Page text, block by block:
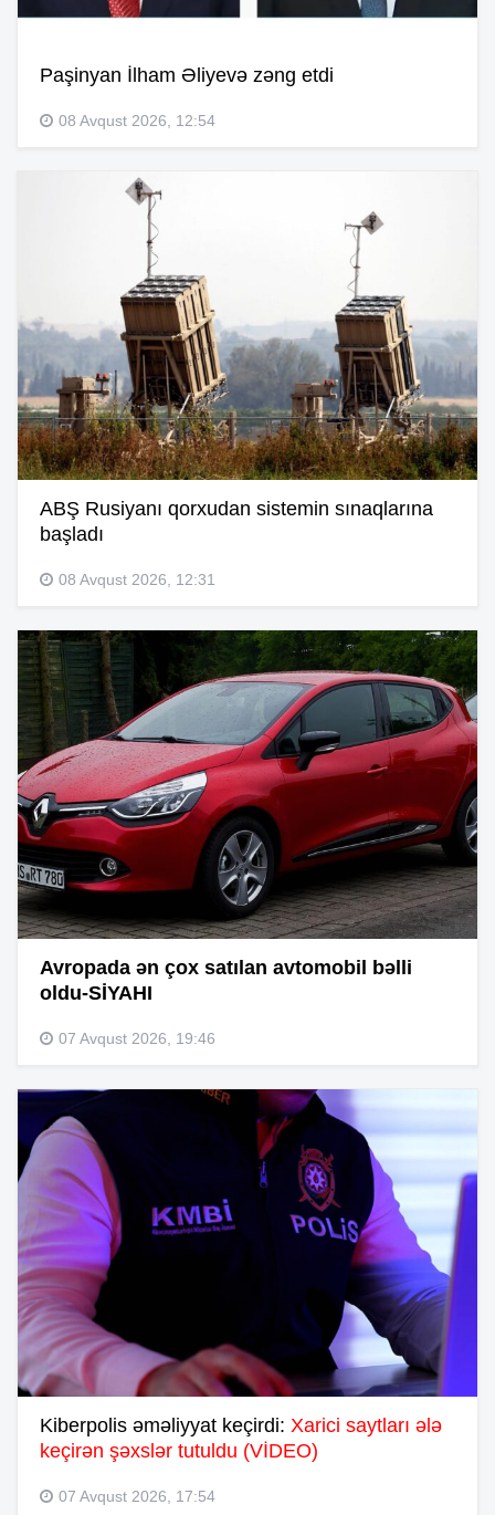
Paşinyan İlham Əliyevə zəng etdi
08 Avqust 2026, 12:54
ABŞ Rusiyanı qorxudan sistemin sınaqlarına
başladı
08 Avqust 2026, 12:31
Avropada ən çox satılan avtomobil bəlli
oldu-SİYAHI
07 Avqust 2026, 19:46
Kiberpolis əməliyyat keçirdi: Xarici saytları ələ
keçirən şəxslər tutuldu (VİDEO)
07 Avqust 2026, 17:54